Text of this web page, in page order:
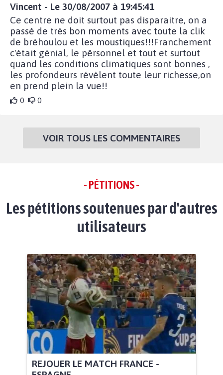
Vincent - Le 30/08/2007 à 19:45:41
Ce centre ne doit surtout pas disparaitre, on a
passé de très bon moments avec toute la clik
de bréhoulou et les moustiques!!!Franchement
c'était génial, le pêrsonnel et tout et surtout
quand les conditions climatiques sont bonnes ,
les profondeurs révèlent toute leur richesse,on
en prend plein la vue!!
0 0
VOIR TOUS LES COMMENTAIRES
- PÉTITIONS -
Les pétitions soutenues par d'autres
utilisateurs
REJOUER LE MATCH FRANCE -